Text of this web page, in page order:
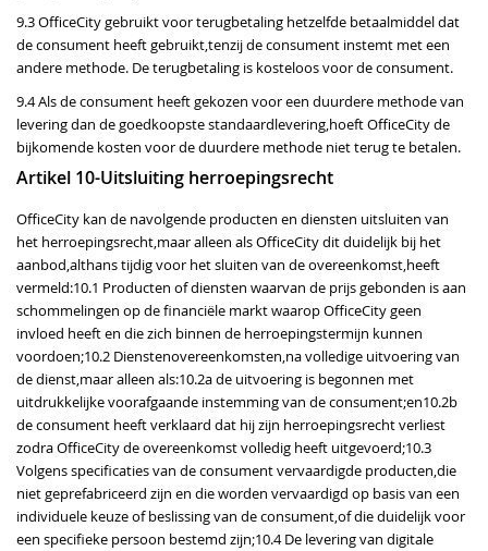
9.3 OfficeCity gebruikt voor terugbetaling hetzelfde betaalmiddel dat
de consument heeft gebruikt,tenzij de consument instemt met een
andere methode. De terugbetaling is kosteloos voor de consument.
9.4 Als de consument heeft gekozen voor een duurdere methode van
levering dan de goedkoopste standaardlevering,hoeft OfficeCity de
bijkomende kosten voor de duurdere methode niet terug te betalen.
Artikel 10-Uitsluiting herroepingsrecht
OfficeCity kan de navolgende producten en diensten uitsluiten van
het herroepingsrecht,maar alleen als OfficeCity dit duidelijk bij het
aanbod,althans tijdig voor het sluiten van de overeenkomst,heeft
vermeld:10.1 Producten of diensten waarvan de prijs gebonden is aan
schommelingen op de financiële markt waarop OfficeCity geen
invloed heeft en die zich binnen de herroepingstermijn kunnen
voordoen;10.2 Dienstenovereenkomsten,na volledige uitvoering van
de dienst,maar alleen als:10.2a de uitvoering is begonnen met
uitdrukkelijke voorafgaande instemming van de consument;en10.2b
de consument heeft verklaard dat hij zijn herroepingsrecht verliest
zodra OfficeCity de overeenkomst volledig heeft uitgevoerd;10.3
Volgens specificaties van de consument vervaardigde producten,die
niet geprefabriceerd zijn en die worden vervaardigd op basis van een
individuele keuze of beslissing van de consument,of die duidelijk voor
een specifieke persoon bestemd zijn;10.4 De levering van digitale